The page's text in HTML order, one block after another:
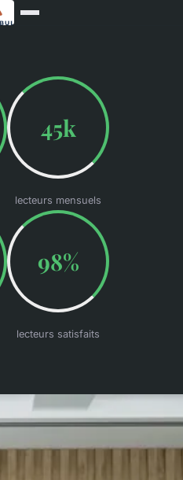
45k
lecteurs mensuels
98%
lecteurs satisfaits